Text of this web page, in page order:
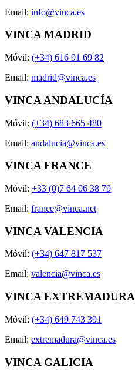
Email: info@vinca.es
VINCA MADRID
Móvil: (+34) 616 91 69 82
Email: madrid@vinca.es
VINCA ANDALUCÍA
Móvil: (+34) 683 665 480
Email: andalucia@vinca.es
VINCA FRANCE
Móvil: +33 (0)7 64 06 38 79
Email: france@vinca.net
VINCA VALENCIA
Móvil: (+34) 647 817 537
Email: valencia@vinca.es
VINCA EXTREMADURA
Móvil: (+34) 649 743 391
Email: extremadura@vinca.es
VINCA GALICIA